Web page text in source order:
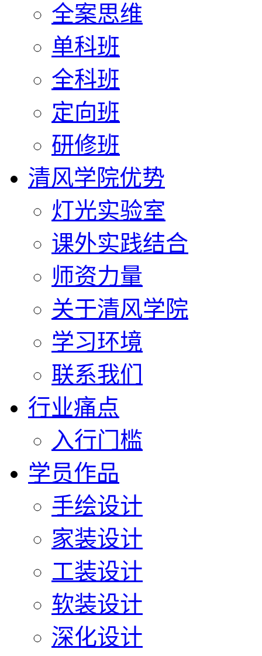
全案思维
单科班
全科班
定向班
研修班
清风学院优势
灯光实验室
课外实践结合
师资力量
关于清风学院
学习环境
联系我们
行业痛点
入行门槛
学员作品
手绘设计
家装设计
工装设计
软装设计
深化设计